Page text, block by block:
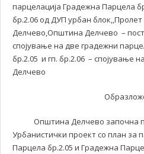
парцелација Градежна Парцела
бр.2.06 од ДУП урбан
Делчево,Општина Делчево –
спојување на две градежни
бр.2.05 и гп. бр.2.06 – спојување
Делчево
Општина Делчево започна
Урбанистички проект со план за
Парцела бр.2.05 и Градежна